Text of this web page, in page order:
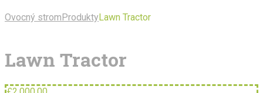
Ovocný strom Produkty Lawn Tractor
Lawn Tractor